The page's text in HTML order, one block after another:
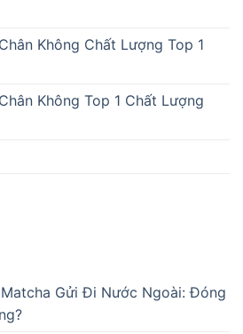
Không Chất Lượng Top 1
Không Top 1 Chất Lượng
Gửi Đi Nước Ngoài: Đóng